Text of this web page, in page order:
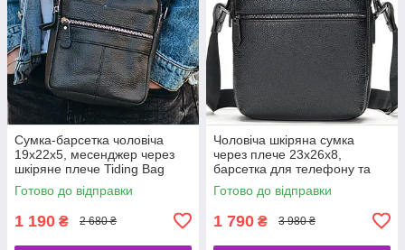
Сумка-барсетка чоловіча
19х22х5, месенджер через
шкіряне плече Tiding Bag
BON6165 чорний
Готово до відправки
1 190 ₴ 2 680 ₴
Чоловіча шкіряна сумка
через плече 23х26х8,
барсетка для телефону та
документів Tiding Bag 711511
чорна
Готово до відправки
1 790 ₴ 3 980 ₴